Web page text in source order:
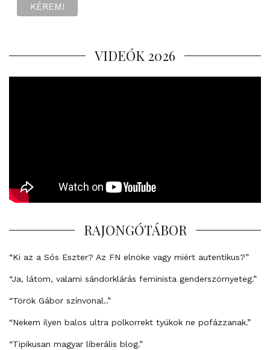
VIDEÓK 2026
RAJONGÓTÁBOR
“Ki az a Sós Eszter? Az FN elnöke vagy miért autentikus?”
“Ja, látom, valami sándorklárás feminista genderszörnyeteg.”
“Török Gábor színvonal..”
“Nekem ilyen balos ultra polkorrekt tyúkok ne pofázzanak.”
“Tipikusan magyar liberális blog.”